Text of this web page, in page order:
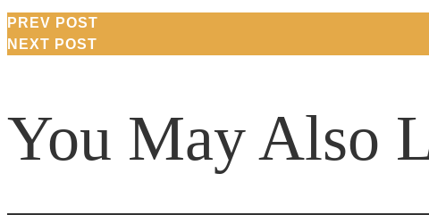
Previous
post
PREV POST
Next
NEXT POST
You May Also